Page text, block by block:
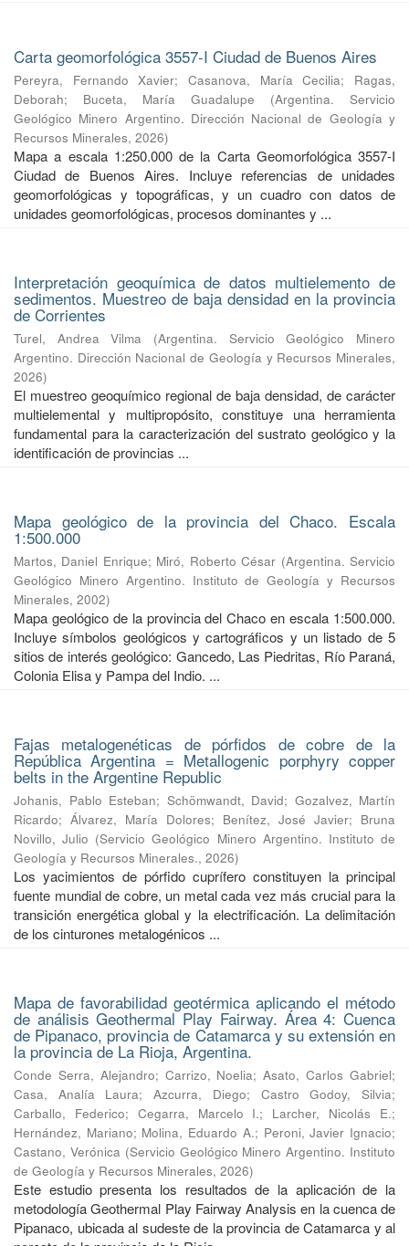
Carta geomorfológica 3557-I Ciudad de Buenos Aires
Pereyra, Fernando Xavier;Casanova, María Cecilia; Ragas,
Deborah; Buceta, María Guadalupe (Argentina. Servicio
Geológico Minero Argentino. Dirección Nacional de Geología y
Recursos Minerales, 2026)
Mapa a escala 1:250.000 de la Carta Geomorfológica 3557-I
Ciudad de Buenos Aires. Incluye referencias de unidades
geomorfológicas y topográficas, y un cuadro con datos de
unidades geomorfológicas, procesos dominantes y ...
Interpretación geoquímica de datos multielemento de
sedimentos. Muestreo de baja densidad en la provincia
de Corrientes
Turel, Andrea Vilma (Argentina. Servicio Geológico Minero
Argentino. Dirección Nacional de Geología y Recursos Minerales,
2026)
El muestreo geoquímico regional de baja densidad, de carácter
multielemental y multipropósito, constituye una herramienta
fundamental para la caracterización del sustrato geológico y la
identificación de provincias ...
Mapa geológico de la provincia del Chaco. Escala
1:500.000
Martos, Daniel Enrique; Miró, Roberto César (Argentina. Servicio
Geológico Minero Argentino. Instituto de Geología y Recursos
Minerales, 2002)
Mapa geológico de la provincia del Chaco en escala 1:500.000.
Incluye símbolos geológicos y cartográficos y un listado de 5
sitios de interés geológico: Gancedo, Las Piedritas, Río Paraná,
Colonia Elisa y Pampa del Indio. ...
Fajas metalogenéticas de pórfidos de cobre de la
República Argentina = Metallogenic porphyry copper
belts in the Argentine Republic
Johanis, Pablo Esteban; Schömwandt, David; Gozalvez, Martín
Ricardo; Álvarez, María Dolores; Benítez, José Javier; Bruna
Novillo, Julio (Servicio Geológico Minero Argentino. Instituto de
Geología y Recursos Minerales., 2026)
Los yacimientos de pórfido cuprífero constituyen la principal
fuente mundial de cobre, un metal cada vez más crucial para la
transición energética global y la electrificación. La delimitación
de los cinturones metalogénicos ...
Mapa de favorabilidad geotérmica aplicando el método
de análisis Geothermal Play Fairway. Área 4: Cuenca
de Pipanaco, provincia de Catamarca y su extensión en
la provincia de La Rioja, Argentina.
Conde Serra, Alejandro; Carrizo, Noelia;Asato, Carlos Gabriel;
Casa, Analía Laura;Azcurra, Diego; Castro Godoy, Silvia;
Carballo, Federico; Cegarra, Marcelo I.; Larcher, Nicolás E.;
Hernández, Mariano; Molina, Eduardo A.; Peroni, Javier Ignacio;
Castano, Verónica (Servicio Geológico Minero Argentino. Instituto
de Geología y Recursos Minerales, 2026)
Este estudio presenta los resultados de la aplicación de la
metodología Geothermal Play Fairway Analysis en la cuenca de
Pipanaco, ubicada al sudeste de la provincia de Catamarca y al